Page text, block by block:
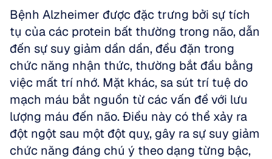
Bệnh Alzheimer được đặc trưng bởi sự tích
tụ của các protein bất thường trong não, dẫn
đến sự suy giảm dần dần, đều đặn trong
chức năng nhận thức, thường bắt đầu bằng
việc mất trí nhớ. Mặt khác, sa sút trí tuệ do
mạch máu bắt nguồn từ các vấn đề với lưu
lượng máu đến não. Điều này có thể xảy ra
đột ngột sau một đột quỵ, gây ra sự suy giảm
chức năng đáng chú ý theo dạng từng bậc,